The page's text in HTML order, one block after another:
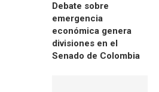
Debate sobre
emergencia
económica genera
divisiones en el
Senado de Colombia